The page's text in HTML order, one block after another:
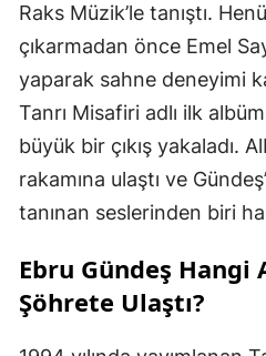
Raks Müzik’le tanıştı.
çıkarmadan önce Emel
yaparak sahne deneyimi
Tanrı Misafiri adlı ilk
büyük bir çıkış yakaladı.
rakamına ulaştı ve
tanınan seslerinden biri
Ebru Gündeş Hangi
Şöhrete Ulaştı?